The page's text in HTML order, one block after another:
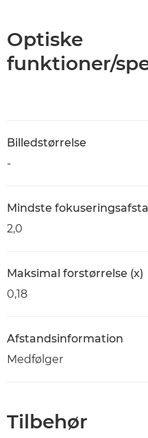
Optiske
funktioner/
Billedstørrelse
-
Mindste
2,0
Maksimal forstørrelse (x)
0,18
Afstandsinformation
Medfølger
Tilbehør